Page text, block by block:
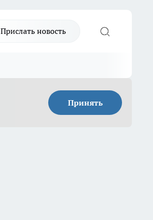
Прислать новость
Принять